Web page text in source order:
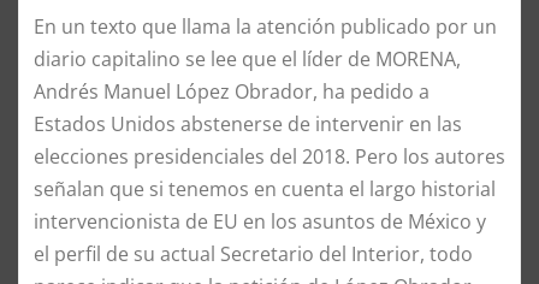
En un texto que llama la atención publicado por un
diario capitalino se lee que el líder de MORENA,
Andrés Manuel López Obrador, ha pedido a
Estados Unidos abstenerse de intervenir en las
elecciones presidenciales del 2018. Pero los autores
señalan que si tenemos en cuenta el largo historial
intervencionista de EU en los asuntos de México y
el perfil de su actual Secretario del Interior, todo